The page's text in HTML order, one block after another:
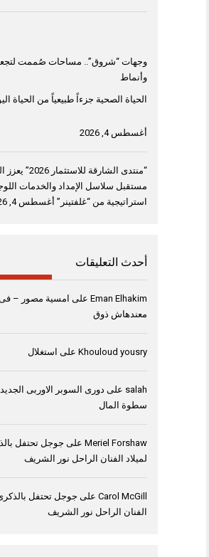
وجهات “شروق”.. مساحات صُممت
وأنماط
الحياة الصحية جزءاً طبيعياً من الحياة
أغسطس 4, 2026
“منتدى الشارقة
مستقبل سلاسل الإمداد والخدمات
استراتيجية من “غلفتينر” أغسطس 4, 2026
أحدث التعليقات
Eman Elhakim على امسية مصور –
معندهاش ذوق
Khouloud yousry على استغلال
salah على دورى السوبر الاوربى
سطوة المال
Meriel Forshaw على
لميلاد الفنان الراحل نور الشريف
Carol McGill على
الفنان الراحل نور الشريف